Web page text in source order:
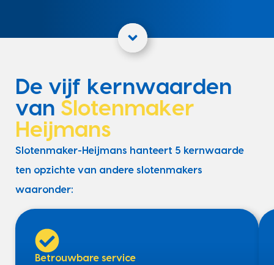
De vijf kernwaarden
van Slotenmaker
Heijmans
Slotenmaker-Heijmans hanteert 5 kernwaarde
ten opzichte van andere slotenmakers
waaronder:
Betrouwbare service